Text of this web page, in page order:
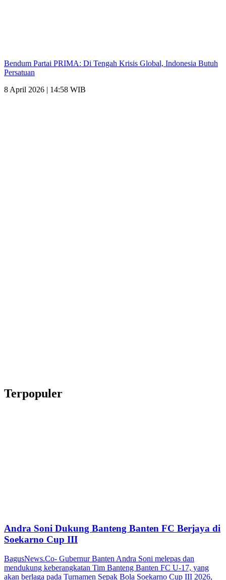
Bendum Partai PRIMA: Di Tengah Krisis Global, Indonesia Butuh
Persatuan
8 April 2026 | 14:58 WIB
Terpopuler
Andra Soni Dukung Banteng Banten FC Berjaya di
Soekarno Cup III
BagusNews.Co- Gubernur Banten Andra Soni melepas dan
mendukung keberangkatan Tim Banteng Banten FC U-17, yang
akan berlaga pada Turnamen Sepak Bola Soekarno Cup III 2026,